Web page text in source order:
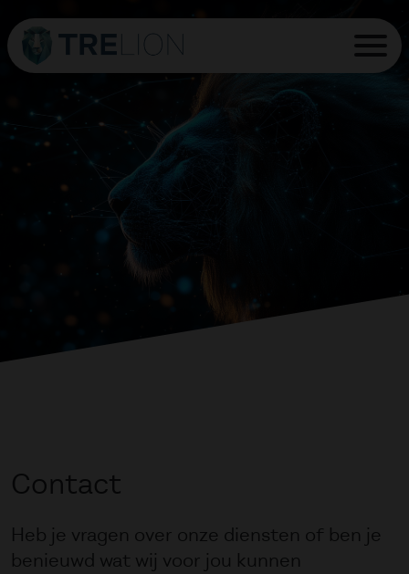
Contact
Heb je vragen over onze diensten of ben je
benieuwd wat wij voor jou kunnen